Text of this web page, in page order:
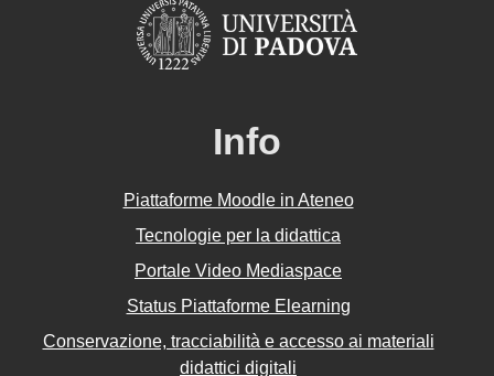
Info
Piattaforme Moodle in Ateneo
Tecnologie per la didattica
Portale Video Mediaspace
Status Piattaforme Elearning
Conservazione, tracciabilità e accesso ai materiali
didattici digitali